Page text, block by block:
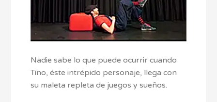
Nadie sabe lo que puede ocurrir cuando
Tino, éste intrépido personaje, llega con
su maleta repleta de juegos y sueños.